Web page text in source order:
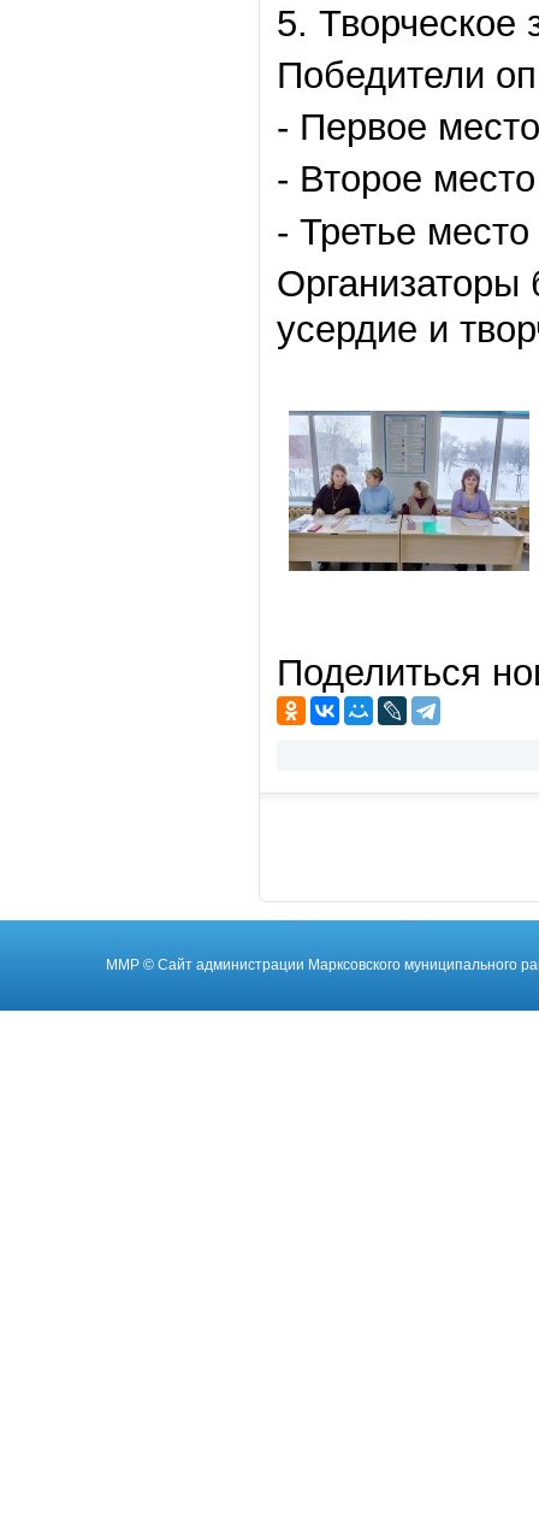
5. Творческое
Победители
- Первое
- Второе
- Третье
Организаторы
усердие и
Поделиться
ММР © Cайт администрации Марксовского муниципального